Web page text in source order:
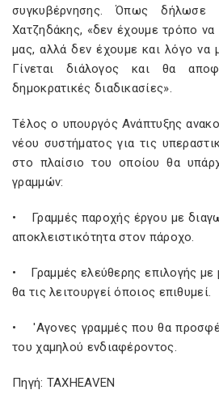
συγκυβέρνησης. Όπως δήλωσε
Χατζηδάκης, «δεν έχουμε τρόπο να
μας, αλλά δεν έχουμε και λόγο να
Γίνεται διάλογος και θα
δημοκρατικές διαδικασίες».
Τέλος ο υπουργός Ανάπτυξης
νέου συστήματος για τις
στο πλαίσιο του οποίου θα
γραμμών:
• Γραμμές παροχής έργου με
αποκλειστικότητα στον πάροχο.
• Γραμμές ελεύθερης επιλογής με
θα τις λειτουργεί όποιος επιθυμεί.
• 'Αγονες γραμμές που θα
του χαμηλού ενδιαφέροντος.
Πηγή: TAXHEAVEN